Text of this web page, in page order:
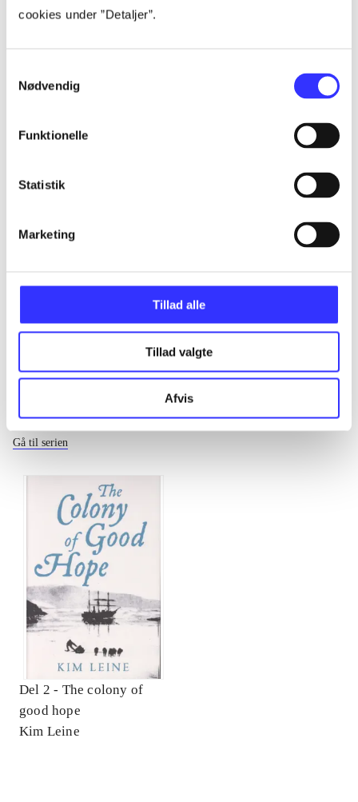
cookies under ”Detaljer”.
Nødvendig
Funktionelle
Statistik
Marketing
Tillad alle
Tillad valgte
Afvis
Artikler
...
...
...
...
...
The prophets of Eternal Fjord
Gå til serien
Del 2 - The colony of
good hope
Kim Leine